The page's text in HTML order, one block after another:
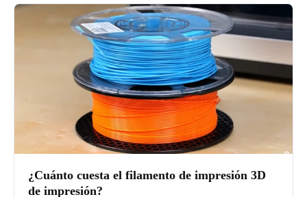
¿Cuánto cuesta el filamento de impresión 3D
de impresión?